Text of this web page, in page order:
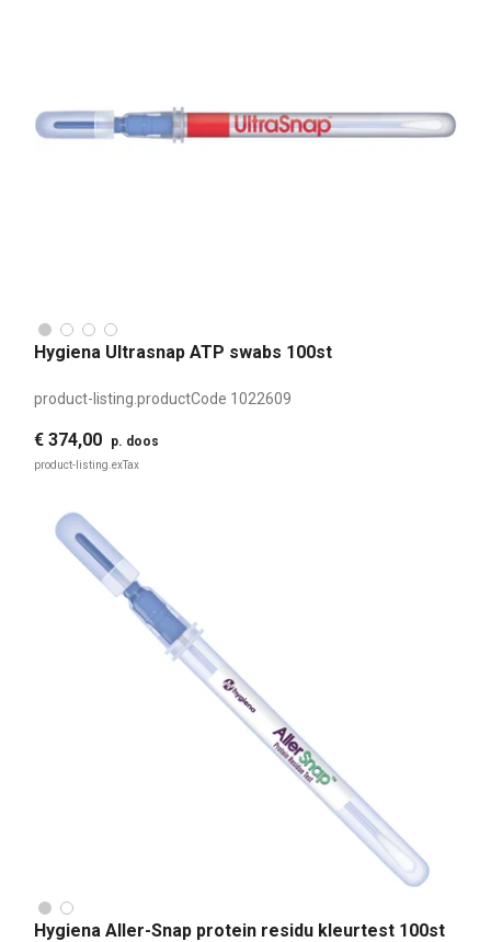
Hygiena Ultrasnap ATP swabs 100st
product-listing.productCode 1022609
€ 374,00 p. doos
product-listing.exTax
Hygiena Aller-Snap protein residu kleurtest 100st